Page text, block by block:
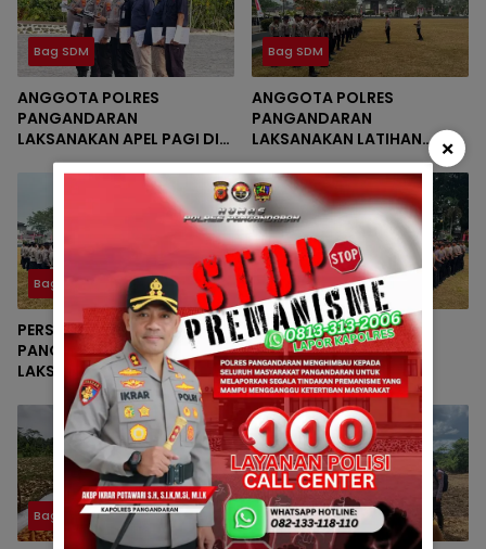
Bag SDM
ANGGOTA POLRES
PANGANDARAN
LAKSANAKAN APEL PAGI DI
LAPANG APEL SETIA MAKO
POLRES PANGANDARAN
Bag SDM
ANGGOTA POLRES
PANGANDARAN
LAKSANAKAN LATIHAN
UPACARA DALAM RANGKA
PERSIAPAN UPACARA HUT RI
KE-81
Bag SDM
PERSONEL POLRES
PANGANDARAN
LAKSANAKAN PELATIHAN
UPACARA BENDERA JELANG
HUT KEMERDEKAAN RI KE-81
Bag SDM
ANGGOTA POLRES
PANGANDARAN
LAKSANAKAN LATIHAN
UPACARA DALAM RANGKA
PERSIAPAN UPACARA HUT RI
KE-81
Bag SDM Bag SDM
×